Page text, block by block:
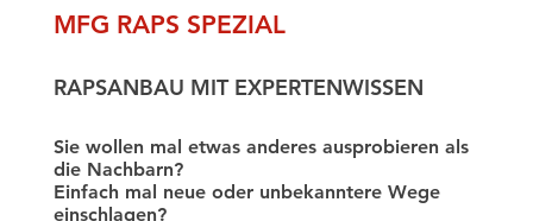
MFG RAPS SPEZIAL
RAPSANBAU MIT EXPERTENWISSEN
Sie wollen mal etwas anderes ausprobieren als
die Nachbarn?
Einfach mal neue oder unbekanntere Wege
einschlagen?